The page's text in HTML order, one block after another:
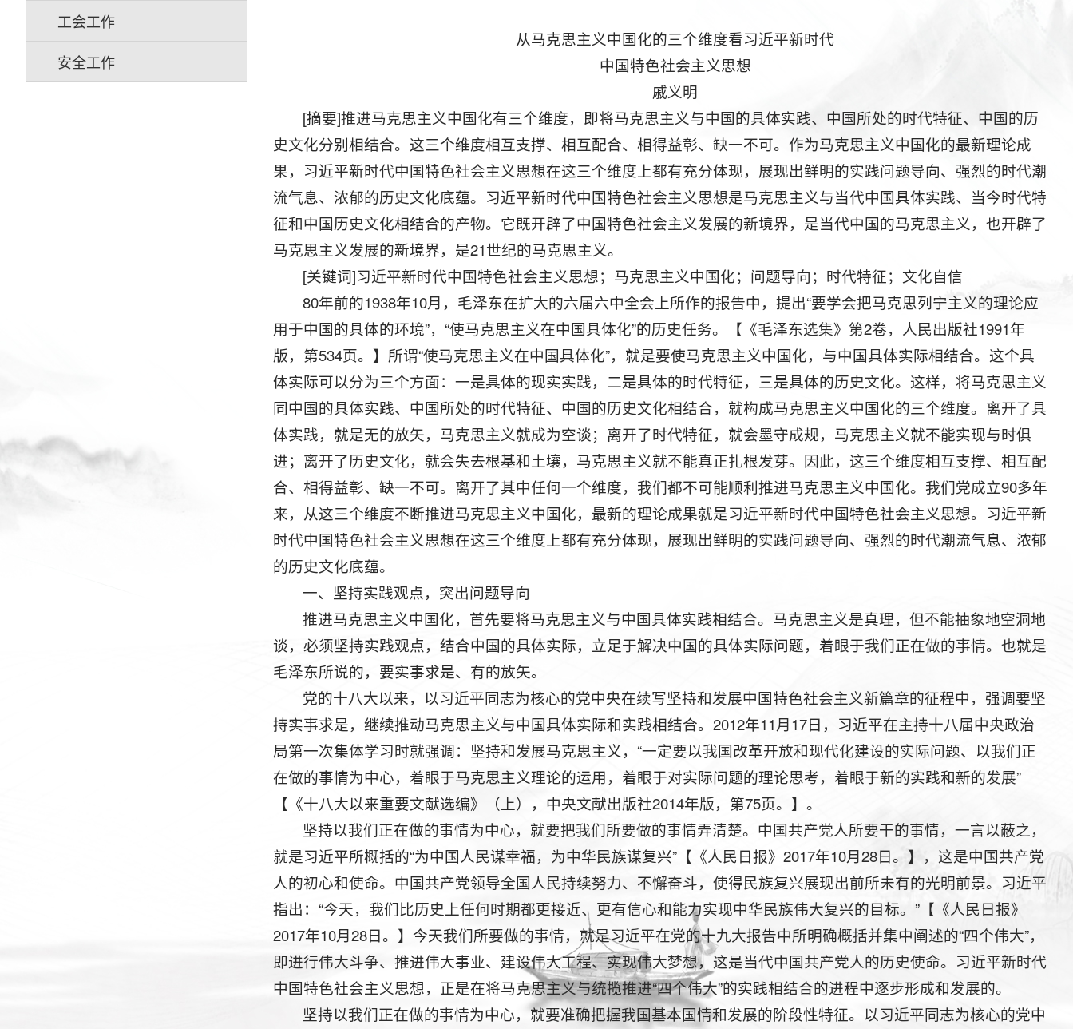
工会工作
安全工作
从马克思主义中国化的三个维度看习近平新时代
中国特色社会主义思想
戚义明
[摘要]推进马克思主义中国化有三个维度，即将马克思主义与中国的具体实践、中国所处的时代特征、中国的历
史文化分别相结合。这三个维度相互支撑、相互配合、相得益彰、缺一不可。作为马克思主义中国化的最新理论成
果，习近平新时代中国特色社会主义思想在这三个维度上都有充分体现，展现出鲜明的实践问题导向、强烈的时代潮
流气息、浓郁的历史文化底蕴。习近平新时代中国特色社会主义思想是马克思主义与当代中国具体实践、当今时代特
征和中国历史文化相结合的产物。它既开辟了中国特色社会主义发展的新境界，是当代中国的马克思主义，也开辟了
马克思主义发展的新境界，是21世纪的马克思主义。
[关键词]习近平新时代中国特色社会主义思想；马克思主义中国化；问题导向；时代特征；文化自信
80年前的1938年10月，毛泽东在扩大的六届六中全会上所作的报告中，提出“要学会把马克思列宁主义的理论应
用于中国的具体的环境”，“使马克思主义在中国具体化”的历史任务。【《毛泽东选集》第2卷，人民出版社1991年
版，第534页。】所谓“使马克思主义在中国具体化”，就是要使马克思主义中国化，与中国具体实际相结合。这个具
体实际可以分为三个方面：一是具体的现实实践，二是具体的时代特征，三是具体的历史文化。这样，将马克思主义
同中国的具体实践、中国所处的时代特征、中国的历史文化相结合，就构成马克思主义中国化的三个维度。离开了具
体实践，就是无的放矢，马克思主义就成为空谈；离开了时代特征，就会墨守成规，马克思主义就不能实现与时俱
进；离开了历史文化，就会失去根基和土壤，马克思主义就不能真正扎根发芽。因此，这三个维度相互支撑、相互配
合、相得益彰、缺一不可。离开了其中任何一个维度，我们都不可能顺利推进马克思主义中国化。我们党成立90多年
来，从这三个维度不断推进马克思主义中国化，最新的理论成果就是习近平新时代中国特色社会主义思想。习近平新
时代中国特色社会主义思想在这三个维度上都有充分体现，展现出鲜明的实践问题导向、强烈的时代潮流气息、浓郁
的历史文化底蕴。
一、坚持实践观点，突出问题导向
推进马克思主义中国化，首先要将马克思主义与中国具体实践相结合。马克思主义是真理，但不能抽象地空洞地
谈，必须坚持实践观点，结合中国的具体实际，立足于解决中国的具体实际问题，着眼于我们正在做的事情。也就是
毛泽东所说的，要实事求是、有的放矢。
党的十八大以来，以习近平同志为核心的党中央在续写坚持和发展中国特色社会主义新篇章的征程中，强调要坚
持实事求是，继续推动马克思主义与中国具体实际和实践相结合。2012年11月17日，习近平在主持十八届中央政治
局第一次集体学习时就强调：坚持和发展马克思主义，“一定要以我国改革开放和现代化建设的实际问题、以我们正
在做的事情为中心，着眼于马克思主义理论的运用，着眼于对实际问题的理论思考，着眼于新的实践和新的发展”
【《十八大以来重要文献选编》（上），中央文献出版社2014年版，第75页。】。
坚持以我们正在做的事情为中心，就要把我们所要做的事情弄清楚。中国共产党人所要干的事情，一言以蔽之，
就是习近平所概括的“为中国人民谋幸福，为中华民族谋复兴”【《人民日报》2017年10月28日。】，这是中国共产党
人的初心和使命。中国共产党领导全国人民持续努力、不懈奋斗，使得民族复兴展现出前所未有的光明前景。习近平
指出：“今天，我们比历史上任何时期都更接近、更有信心和能力实现中华民族伟大复兴的目标。”【《人民日报》
2017年10月28日。】今天我们所要做的事情，就是习近平在党的十九大报告中所明确概括并集中阐述的“四个伟大”，
即进行伟大斗争、推进伟大事业、建设伟大工程、实现伟大梦想，这是当代中国共产党人的历史使命。习近平新时代
中国特色社会主义思想，正是在将马克思主义与统揽推进“四个伟大”的实践相结合的进程中逐步形成和发展的。
坚持以我们正在做的事情为中心，就要准确把握我国基本国情和发展的阶段性特征。以习近平同志为核心的党中